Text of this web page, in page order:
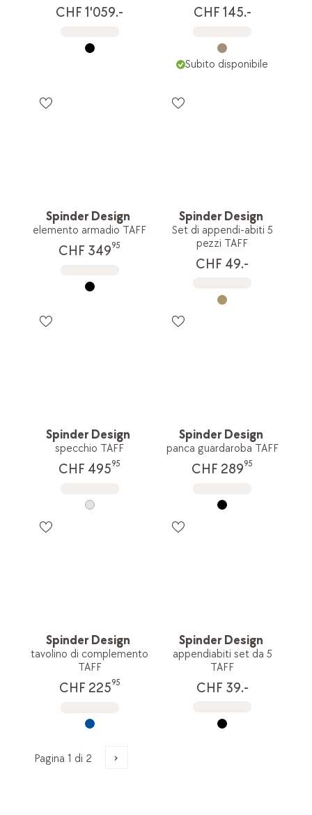
CHF 1'059.- CHF 145.-
Subito disponibile
Spinder Design
elemento armadio TAFF
CHF 34995
Spinder Design
Set di appendi-abiti 5
pezzi TAFF
CHF 49.-
Spinder Design
specchio TAFF
CHF 49595
Spinder Design
panca guardaroba TAFF
CHF 28995
Spinder Design
tavolino di complemento
TAFF
CHF 22595
Spinder Design
appendiabiti set da 5
TAFF
CHF 39.-